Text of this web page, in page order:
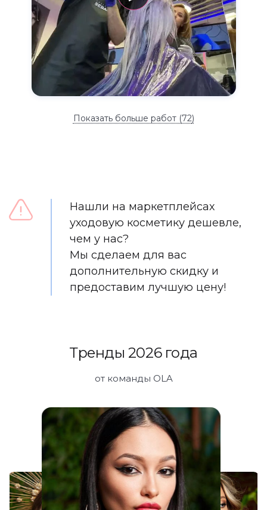
Показать больше работ (72)
Нашли на маркетплейсах
уходовую косметику дешевле,
чем у нас?
Мы сделаем для вас
дополнительную скидку и
предоставим лучшую цену!
Тренды 2026 года
от команды OLA